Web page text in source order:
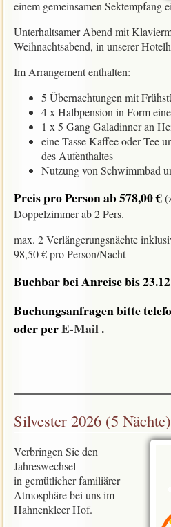
einem gemeinsamen Sektempfang
Unterhaltsamer Abend mit
Weihnachtsabend, in unserer
Im Arrangement enthalten:
5 Übernachtungen mit
4 x Halbpension in Form
1 x 5 Gang Galadinner an
eine Tasse Kaffee oder Tee
des Aufenthaltes
Nutzung von Schwimmbad
Preis pro Person ab 578,00 €
Doppelzimmer ab 2 Pers.
max. 2 Verlängerungsnächte
98,50 € pro Person/Nacht
Buchbar bei Anreise bis
Buchungsanfragen bitte
oder perE-Mail.
Silvester 2026 (5 Nächte)
Verbringen Sie den
Jahreswechsel
in gemütlicher familiärer
Atmosphäre bei uns im
Hahnenkleer Hof.